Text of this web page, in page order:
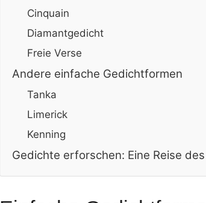
Cinquain
Diamantgedicht
Freie Verse
Andere einfache Gedichtformen
Tanka
Limerick
Kenning
Gedichte erforschen: Eine Reise